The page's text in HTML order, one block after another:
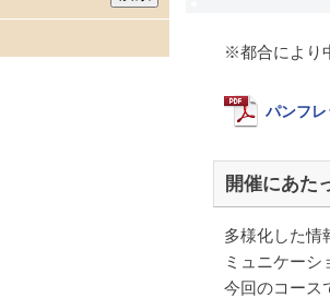
※都合により
パンフ
開催にあた
多様化した情
ミュニケーシ
今回のコース